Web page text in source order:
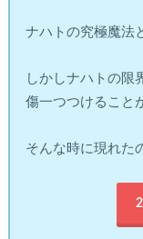
ナハトの究極魔法
しかしナハトの限
傷一つつけること
そんな時に現れた